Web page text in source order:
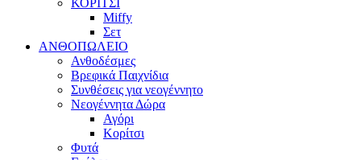
ΚΟΡΙΤΣΙ
Miffy
Σετ
ΑΝΘΟΠΩΛΕΙΟ
Ανθοδέσμες
Βρεφικά Παιχνίδια
Συνθέσεις για νεογέννητο
Νεογέννητα Δώρα
Αγόρι
Κορίτσι
Φυτά